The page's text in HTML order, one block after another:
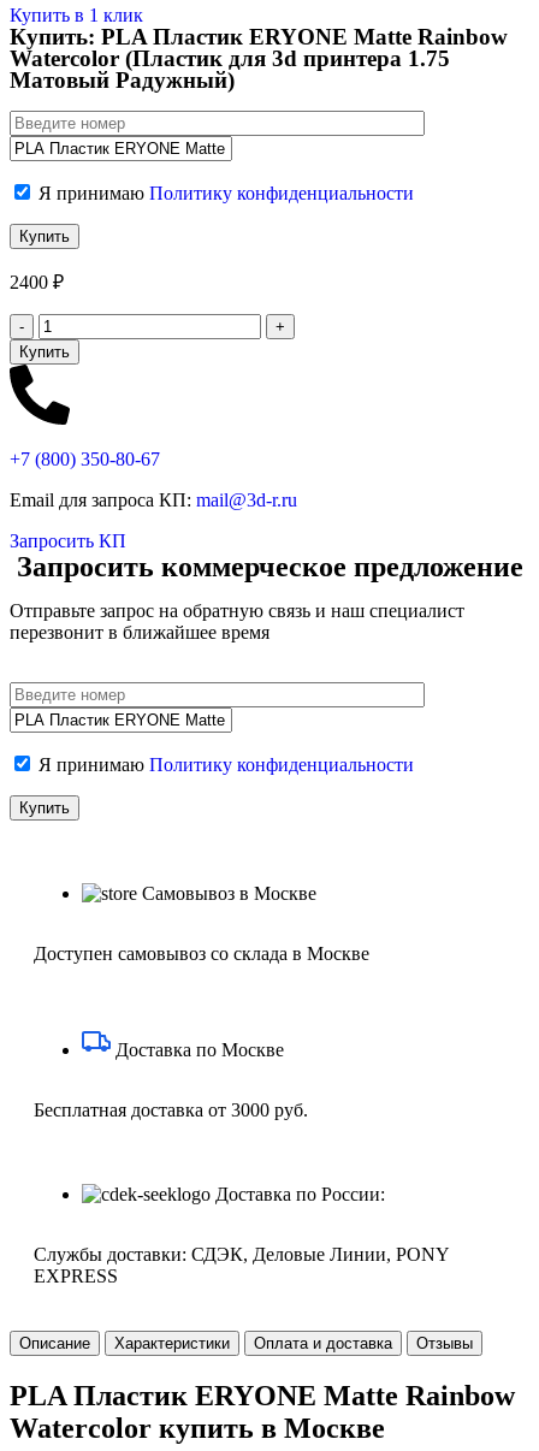
Купить в 1 клик
Купить: PLA Пластик ERYONE Matte Rainbow
Watercolor (Пластик для 3d принтера 1.75
Матовый Радужный)
Я принимаю Политику конфиденциальности
2400 ₽
Купить
+7 (800) 350-80-67
Email для запроса КП: mail@3d-r.ru
Запросить КП
Запросить коммерческое предложение
Отправьте запрос на обратную связь и наш специалист
перезвонит в ближайшее время
Я принимаю Политику конфиденциальности
Самовывоз в Москве
Доступен самовывоз со склада в Москве
Доставка по Москве
Бесплатная доставка от 3000 руб.
Доставка по России:
Службы доставки: СДЭК, Деловые Линии, PONY
EXPRESS
Описание Характеристики Оплата и доставка Отзывы
PLA Пластик ERYONE Matte Rainbow
Watercolor купить в Москве